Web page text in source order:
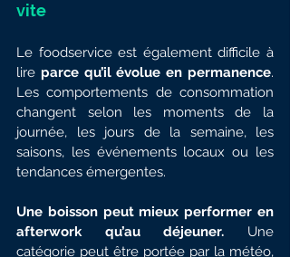
vite
Le foodservice est également difficile à
lire parce qu’il évolue en permanence.
Les comportements de consommation
changent selon les moments de la
journée, les jours de la semaine, les
saisons, les événements locaux ou les
tendances émergentes.
Une boisson peut mieux performer en
afterwork qu’au déjeuner. Une
catégorie peut être portée par la météo,